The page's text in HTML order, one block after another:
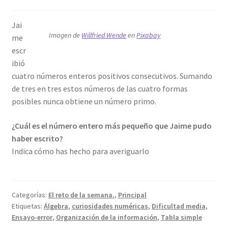
Imagen de Willfried WendeenPixabay
Jai
me
escr
ibió
cuatro números enteros positivos consecutivos. Sumando
de tres en tres estos números de las cuatro formas
posibles nunca obtiene un número primo.
¿Cuál es el número entero más pequeño que Jaime pudo
haber escrito?
Indica cómo has hecho para averiguarlo
Categorías: El reto de la semana., Principal
Etiquetas: Álgebra, curiosidades numéricas, Dificultad media,
Ensayo-error, Organización de la información, Tabla simple